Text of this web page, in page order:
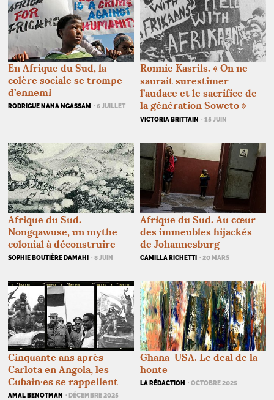
En Afrique du Sud, la
colère sociale se trompe
d’ennemi
RODRIGUE NANA NGASSAM · 6 JUILLET
Ronnie Kasrils. « On ne
saurait surestimer
l’audace et le sacrifice de
la génération Soweto »
VICTORIA BRITTAIN · 15 JUIN
Afrique du Sud.
Nongqawuse, un mythe
colonial à déconstruire
SOPHIE BOUTIÈRE DAMAHI · 8 JUIN
Afrique du Sud. Au cœur
des immeubles hijackés
de Johannesburg
CAMILLA RICHETTI · 20 MARS
Cinquante ans après
Carlota en Angola, les
Cubain·es se rappellent
AMAL BENOTMAN · DÉCEMBRE 2025
Ghana-USA. Le deal de la
honte
LA RÉDACTION · OCTOBRE 2025